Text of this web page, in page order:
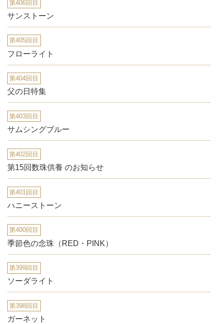
第406回目
サンストーン
第405回目
フローライト
第404回目
父の日特集
第403回目
サムシングブルー
第402回目
第15回数珠供養 のお知らせ
第401回目
ハニーストーン
第400回目
季節色の念珠（RED・PINK）
第399回目
ソーダライト
第398回目
ガーネット